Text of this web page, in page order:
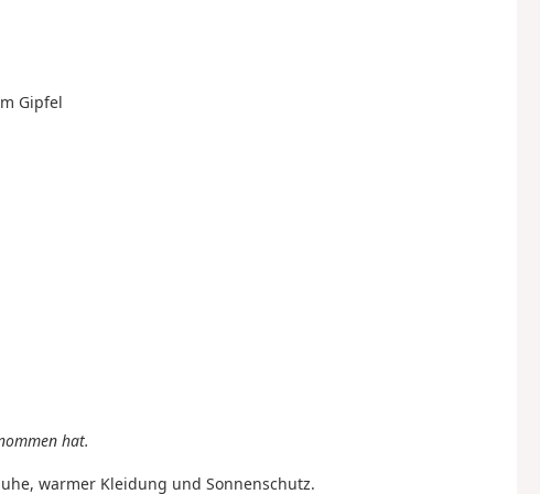
Gipfel
hat.
warmer Kleidung und Sonnenschutz.